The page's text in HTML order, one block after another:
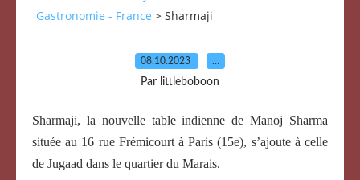
Gastronomie - France > Sharmaji
08.10.2023 …
Par littleboboon
Sharmaji, la nouvelle table indienne de Manoj Sharma
située au 16 rue Frémicourt à Paris (15e), s’ajoute à celle
de Jugaad dans le quartier du Marais.